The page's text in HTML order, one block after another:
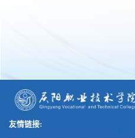
友情链接: